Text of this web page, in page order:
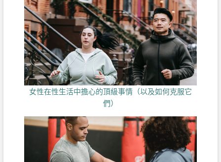
女性在性生活中擔心的頂級事情（以及如何克服它
們）